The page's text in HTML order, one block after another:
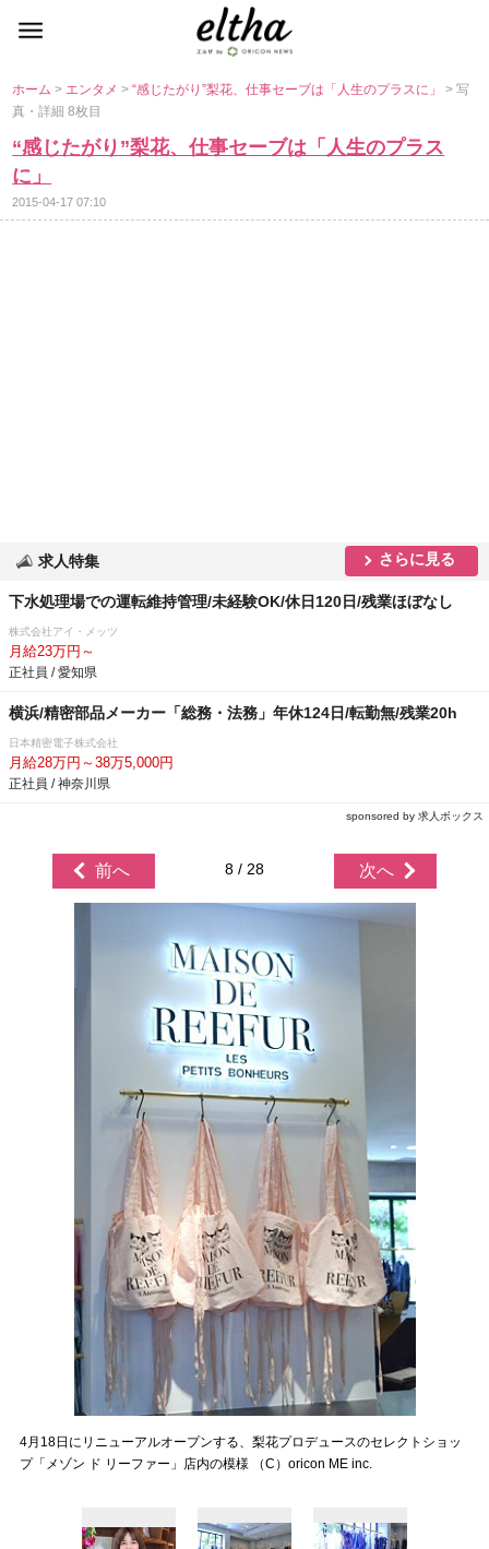
ホーム> エンタメ>“感じたがり”梨花、仕事セーブは「人生のプラスに」> 写
真・詳細 8枚目
“感じたがり”梨花、仕事セーブは「人生のプラス
に」
2015-04-17 07:10
求人特集 さらに見る
下水処理場での運転維持管理/未経験OK/休日120日/残業ほぼなし
株式会社アイ・メッツ
月給23万円～
正社員 / 愛知県
横浜/精密部品メーカー「総務・法務」年休124日/転勤無/残業20h
日本精密電子株式会社
月給28万円～38万5,000円
正社員 / 神奈川県
sponsored by 求人ボックス
前へ 8 / 28 次へ
4月18日にリニューアルオープンする、梨花プロデュースのセレクトショッ
プ「メゾン ド リーファー」店内の模様 （C）oricon ME inc.